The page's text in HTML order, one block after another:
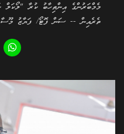
ތެރެއިން -- ސަން ފޮޓޯ/ ފަޔާޒު މޫސާ